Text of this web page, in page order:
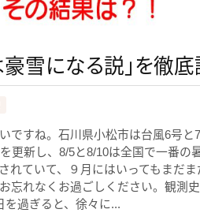
雪になる説」を徹底
ですね。石川県小松市は台風6号
更新し、8/5と8/10は全国で一番の
れていて、９月にはいってもまだ
忘れなくお過ごしください。観測
を過ぎると、徐々に...